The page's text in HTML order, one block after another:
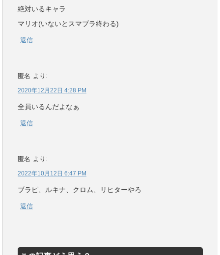
絶対いるキャラ
マリオ(いないとスマブラ終わる)
返信
匿名 より:
2020年12月22日 4:28 PM
全員いるんだよなぁ
返信
匿名 より:
2022年10月12日 6:47 PM
ブラピ、ルキナ、クロム、リヒターやろ
返信